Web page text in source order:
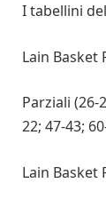
I tabellini
Lain Basket
Parziali (26-
22; 47-43;
Lain Basket